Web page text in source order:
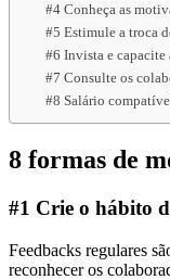
#4 Conheça as
#5 Estimule a troca
#6 Invista e capacite
#7 Consulte os
#8 Salário
8 formas de
#1 Crie o hábito
Feedbacks regulares
reconhecer os